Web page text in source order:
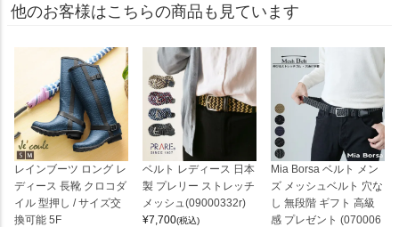
他のお客様はこちらの商品も見ています
レインブーツ ロング レ
ディース 長靴 クロコダ
イル 型押し / サイズ交
換可能 5F
ベルト レディース 日本
製 プレリー ストレッチ
メッシュ(09000332r)
¥7,700(税込)
Mia Borsa ベルト メン
ズ メッシュベルト 穴な
し 無段階 ギフト 高級
感 プレゼント (070006